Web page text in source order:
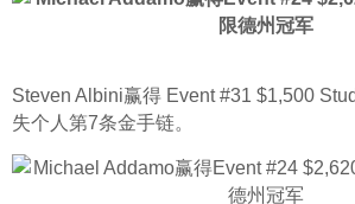
Steven Albini赢得 Event #31 $1,500
失个人第7条金手链。